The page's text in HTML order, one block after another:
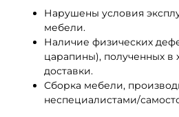
Нарушены условия
мебели.
Наличие физических
царапины), полученных в
доставки.
Сборка мебели,
неспециалистами/